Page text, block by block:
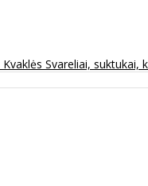
Kvaklės Svareliai, suktukai,